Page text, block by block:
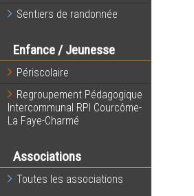
Sentiers de randonnée
Enfance / Jeunesse
Périscolaire
Regroupement Pédagogique
Intercommunal RPI Courcôme-
La Faye-Charmé
Associations
Toutes les associations